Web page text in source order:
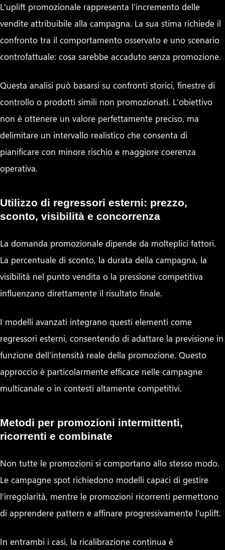
L’uplift promozionale rappresenta l’incremento delle
vendite attribuibile alla campagna. La sua stima richiede il
confronto tra il comportamento osservato e uno scenario
controfattuale: cosa sarebbe accaduto senza promozione.
Questa analisi può basarsi su confronti storici, finestre di
controllo o prodotti simili non promozionati. L’obiettivo
non è ottenere un valore perfettamente preciso, ma
delimitare un intervallo realistico che consenta di
pianificare con minore rischio e maggiore coerenza
operativa.
Utilizzo di regressori esterni: prezzo,
sconto, visibilità e concorrenza
La domanda promozionale dipende da molteplici fattori.
La percentuale di sconto, la durata della campagna, la
visibilità nel punto vendita o la pressione competitiva
influenzano direttamente il risultato finale.
I modelli avanzati integrano questi elementi come
regressori esterni, consentendo di adattare la previsione in
funzione dell’intensità reale della promozione. Questo
approccio è particolarmente efficace nelle campagne
multicanale o in contesti altamente competitivi.
Metodi per promozioni intermittenti,
ricorrenti e combinate
Non tutte le promozioni si comportano allo stesso modo.
Le campagne spot richiedono modelli capaci di gestire
l’irregolarità, mentre le promozioni ricorrenti permettono
di apprendere pattern e affinare progressivamente l’uplift.
In entrambi i casi, la ricalibrazione continua è